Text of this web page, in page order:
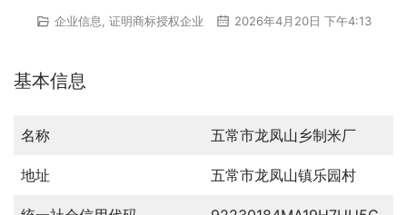
企业信息 证明商标授权企业 2026年4月20日 下午4:13
基本信息
名称 五常市龙凤山乡制米厂
地址 五常市龙凤山镇乐园村